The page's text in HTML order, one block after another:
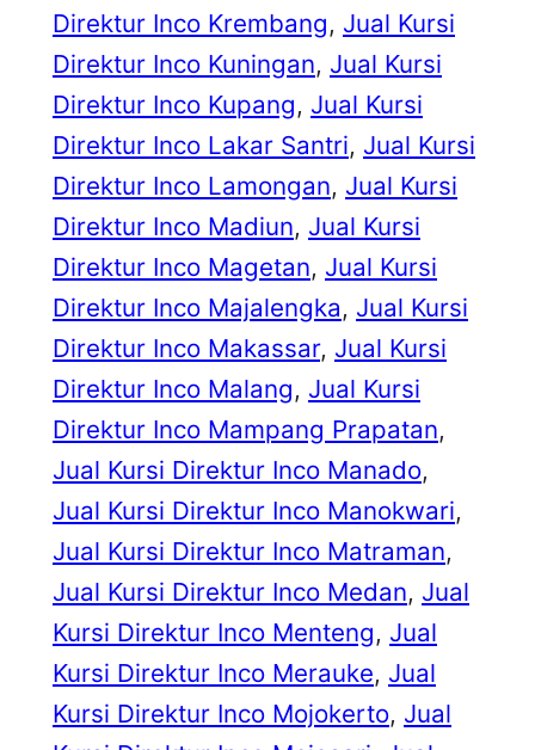
Direktur Inco Krembang, Jual Kursi
Direktur Inco Kuningan, Jual Kursi
Direktur Inco Kupang, Jual Kursi
Direktur Inco Lakar Santri, Jual Kursi
Direktur Inco Lamongan, Jual Kursi
Direktur Inco Madiun, Jual Kursi
Direktur Inco Magetan, Jual Kursi
Direktur Inco Majalengka, Jual Kursi
Direktur Inco Makassar, Jual Kursi
Direktur Inco Malang, Jual Kursi
Direktur Inco Mampang Prapatan
Jual Kursi Direktur Inco Manado
Jual Kursi Direktur Inco Manokwari
Jual Kursi Direktur Inco Matraman
Jual Kursi Direktur Inco Medan, Jual
Kursi Direktur Inco Menteng, Jual
Kursi Direktur Inco Merauke, Jual
Kursi Direktur Inco Mojokerto, Jual